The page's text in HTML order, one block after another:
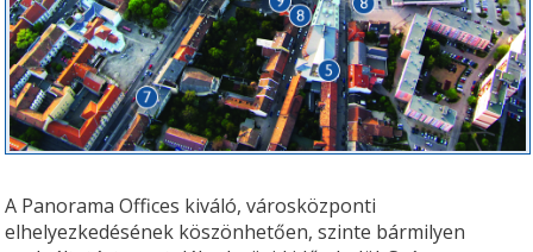
A Panorama Offices kiváló, városközponti
elhelyezkedésének köszönhetően, szinte bármilyen